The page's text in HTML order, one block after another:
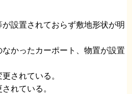
設置されておらず敷地形状が明
かったカーポート、物置が設置
されている。
れている。